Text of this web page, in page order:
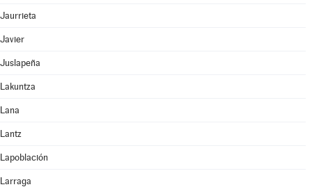
Jaurrieta
Javier
Juslapeña
Lakuntza
Lana
Lantz
Lapoblación
Larraga